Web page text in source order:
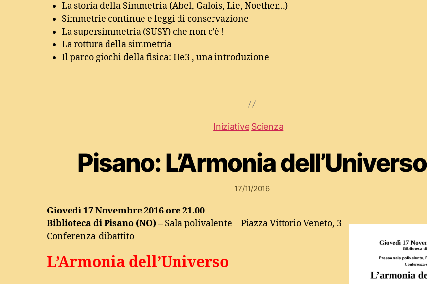
La storia della Simmetria (Abel, Galois, Lie, Noether,..)
Simmetrie continue e leggi di conservazione
La supersimmetria (SUSY) che non c’è !
La rottura della simmetria
Il parco giochi della fisica: He3 , una introduzione
Iniziative Scienza
Pisano: L’Armonia dell’Universo
17/11/2016
Giovedì 17 Novembre 2016 ore 21.00
Biblioteca di Pisano (NO) – Sala polivalente – Piazza Vittorio Veneto, 3
Conferenza-dibattito
L’Armonia dell’Universo